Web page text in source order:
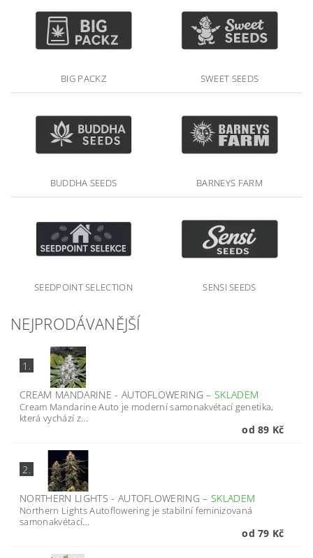
BIG PACKZ SWEET SEEDS
BUDDHA SEEDS BARNEYS FARM
SEEDPOINT SELECTION SENSI SEEDS
NEJPRODÁVANĚJŠÍ
1.
CREAM MANDARINE - AUTOFLOWERING–SKLADEM
Cream Mandarine Auto je moderní samonakvétací genetika,
která vychází z...
od 89 Kč
2.
NORTHERN LIGHTS - AUTOFLOWERING–SKLADEM
Northern Lights Autoflowering je stabilní feminizovaná
samonakvétací...
od 79 Kč